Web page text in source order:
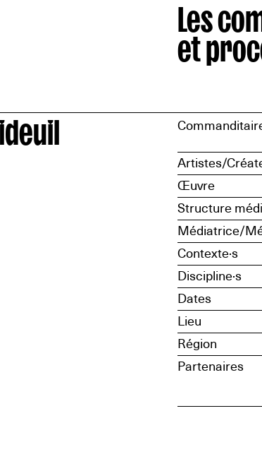
Les
et
Artistes/
Œuvre
Structure
Médiatrice/
Contexte·s
Discipline·s
Dates
Lieu
Région
Partenaires